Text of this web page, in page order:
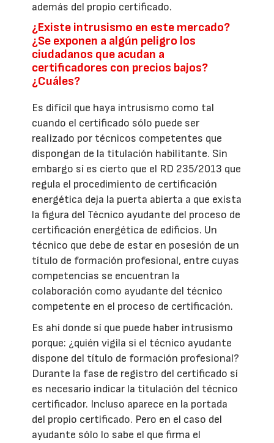
además del propio certificado.
¿Existe intrusismo en este mercado?
¿Se exponen a algún peligro los
ciudadanos que acudan a
certificadores con precios bajos?
¿Cuáles?
Es difícil que haya intrusismo como tal
cuando el certificado sólo puede ser
realizado por técnicos competentes que
dispongan de la titulación habilitante. Sin
embargo sí es cierto que el RD 235/2013 que
regula el procedimiento de certificación
energética deja la puerta abierta a que exista
la figura del Técnico ayudante del proceso de
certificación energética de edificios. Un
técnico que debe de estar en posesión de un
título de formación profesional, entre cuyas
competencias se encuentran la
colaboración como ayudante del técnico
competente en el proceso de certificación.
Es ahí donde sí que puede haber intrusismo
porque: ¿quién vigila si el técnico ayudante
dispone del título de formación profesional?
Durante la fase de registro del certificado sí
es necesario indicar la titulación del técnico
certificador. Incluso aparece en la portada
del propio certificado. Pero en el caso del
ayudante sólo lo sabe el que firma el